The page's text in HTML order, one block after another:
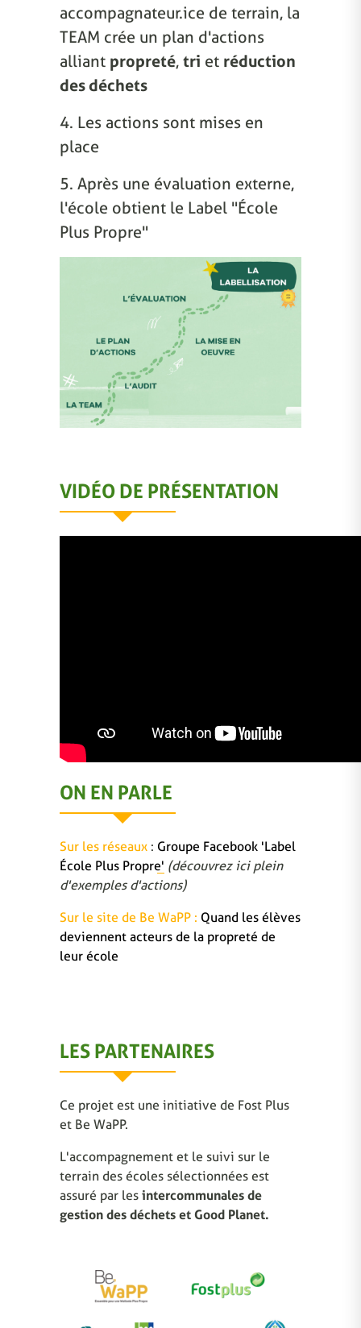
accompagnateur.ice de terrain, la
TEAM crée un plan d'actions
alliant propreté, tri et réduction
des déchets
4. Les actions sont mises en
place
5. Après une évaluation externe,
l'école obtient le Label "École
Plus Propre"
VIDÉO DE PRÉSENTATION
ON EN PARLE
Sur les réseaux : Groupe Facebook 'Label
École Plus Propre' (découvrez ici plein
d'exemples d'actions)
Sur le site de Be WaPP : Quand les élèves
deviennent acteurs de la propreté de
leur école
LES PARTENAIRES
Ce projet est une initiative de Fost Plus
et Be WaPP.
L'accompagnement et le suivi sur le
terrain des écoles sélectionnées est
assuré par les intercommunales de
gestion des déchets et Good Planet.